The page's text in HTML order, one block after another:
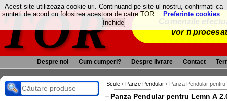
TOR
Comenzile
vor fi
Despre noi Cum cumperi? Despre livrare Contact
Scule › Panze Pendular › Panza Pendular
Panza Pendular pentru Lemn A
Acest site utilizeaza cookie-uri. Continuand pe site-ul nostru, confirmati ca
sunteti de acord cu folosirea acestora de catre TOR.
Preferinte cookies